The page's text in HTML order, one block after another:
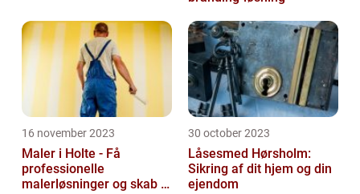
16 november 2023
Maler i Holte - Få
professionelle
malerløsninger og skab et
30 october 2023
Låsesmed Hørsholm:
Sikring af dit hjem og din
ejendom